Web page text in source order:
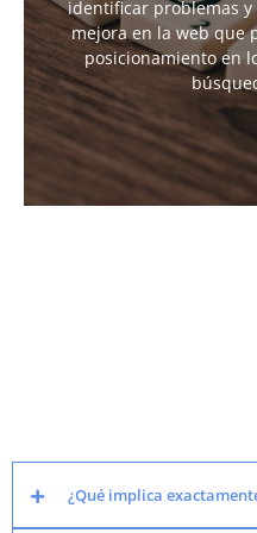
identificar problemas
mejora en la web que
posicionamiento en
competencia para analizar
“quedarnos con
¿Qué implica